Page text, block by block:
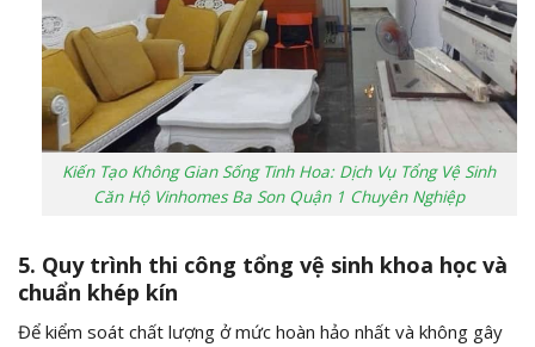
Kiến Tạo Không Gian Sống Tinh Hoa: Dịch Vụ Tổng Vệ Sinh
Căn Hộ Vinhomes Ba Son Quận 1 Chuyên Nghiệp
5. Quy trình thi công tổng vệ sinh khoa học và
chuẩn khép kín
Để kiểm soát chất lượng ở mức hoàn hảo nhất và không gây